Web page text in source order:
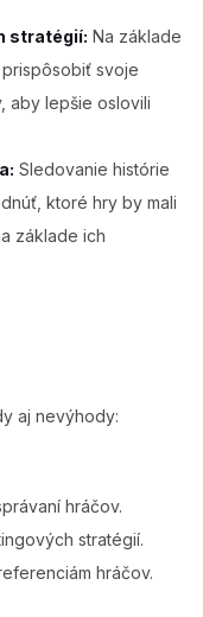
stratégií: Na základe
svoje
aby lepšie oslovili
Sledovanie histórie
ktoré hry by mali
základe ich
aj nevýhody:
hráčov.
stratégií.
hráčov.